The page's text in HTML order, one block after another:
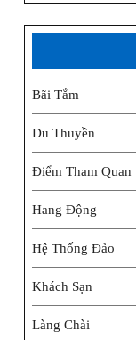
Bãi Tắm
Du Thuyền
Điểm Tham Quan
Hang Động
Hệ Thống Đảo
Khách Sạn
Làng Chài